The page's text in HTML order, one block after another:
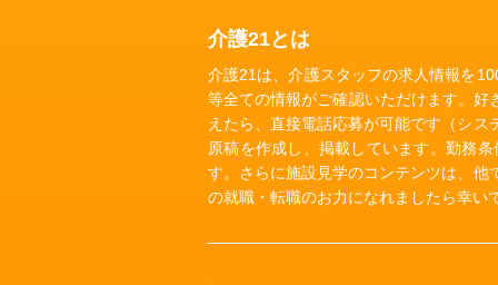
介護21とは
介護21は、介護スタッフの求人情報を
等全ての情報がご確認いただけます。
えたら、直接電話応募が可能です（シス
原稿を作成し、掲載しています。勤務
す。さらに施設見学のコンテンツは、他
の就職・転職のお力になれましたら幸い